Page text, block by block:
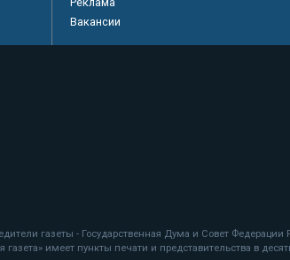
Вакансии
газеты - Государственная Дума и Совет
имеет пункты печати и представительства в